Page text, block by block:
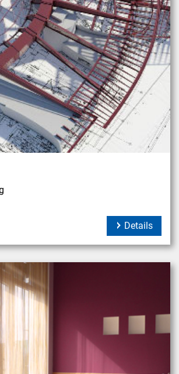
Details